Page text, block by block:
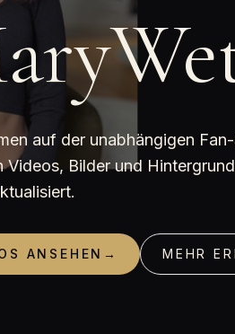
auf der unabhängigen
Videos, Bilder und
ANSEHEN → MEHR